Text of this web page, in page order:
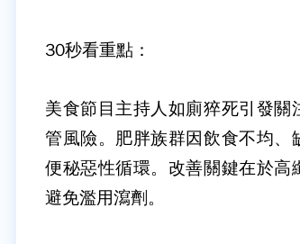
30秒看重點：
美食節目主持人如廁猝死引發
管風險。肥胖族群因飲食不均
便秘惡性循環。改善關鍵在於高
避免濫用瀉劑。